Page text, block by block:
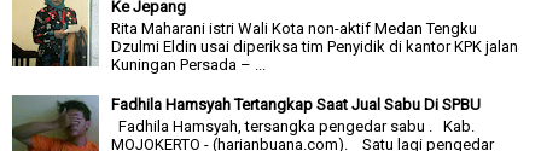
Ke Jepang
Rita Maharani istri Wali Kota non-aktif Medan Tengku
Dzulmi Eldin usai diperiksa tim Penyidik di kantor KPK jalan
Kuningan Persada – ...
Fadhila Hamsyah Tertangkap Saat Jual Sabu Di SPBU
Fadhila Hamsyah, tersangka pengedar sabu . Kab.
MOJOKERTO - (harianbuana.com). Satu lagi pengedar